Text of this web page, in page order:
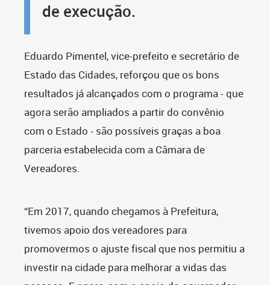
de execução.
Eduardo Pimentel, vice-prefeito e secretário de
Estado das Cidades, reforçou que os bons
resultados já alcançados com o programa - que
agora serão ampliados a partir do convênio
com o Estado - são possíveis graças a boa
parceria estabelecida com a Câmara de
Vereadores.
“Em 2017, quando chegamos à Prefeitura,
tivemos apoio dos vereadores para
promovermos o ajuste fiscal que nos permitiu a
investir na cidade para melhorar a vidas das